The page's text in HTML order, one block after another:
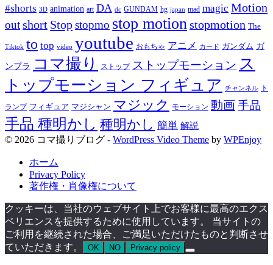
#shorts 3D animation art DA dc GUNDAM hg japan mad magic Motion
outshort Stopstopmo stop motionstopmotion The
Tiktok to top video youtube おもちゃ アニメ カード ガンダム ガ
ンプラ コマ撮り ストップ ストップモーション ス
トップモーション フィギュア チャンネル ト
ランプ フィギュア マジシャン マジック モーション 動画手品
手品 種明かし 種明かし 簡単 解説
© 2026 コマ撮りブログ - WordPress Video Theme by WPEnjoy
ホーム
Privacy Policy
著作権・肖像権について
クッキーは、当社のウェブサイト上でお客様に最高のエクス
ペリエンスを提供するために使用しています。 当サイトの
ご利用を継続された場合、ご満足いただけたものと判断させ
ていただきます。
OK NO Privacy policy